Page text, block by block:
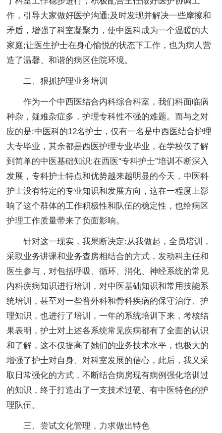
作，引导大家做好医护沟通;及时发现并解决一些摩擦和
矛盾，增强了科室凝聚力，使中医科成为一个温暖的大
家庭;让医生护士在身心愉悦的状态下工作，也为病人营
造了温馨、和谐的病区住院环境。
二、狠抓护理业务培训
作为一个中西医结合内科综合科室，我们科面临病
种杂，疑难杂症多，护理专科性不强的难题。而与之对
应的是:中医科的12名护士，仅有一名是中西医结合护理
大专毕业，其余都是西医护理专业毕业，在学校仅了解
到简单的中医基础知识;在西医“专科护士”培训不断深入
发展，专科护士特点和优势越来越明显的今天，中医科
护士没有特定的专业知识和发展方向，这在一程度上影
响了这个群体的工作积极性和队伍的稳定性，也给病区
护理工作质量带来了负面影响。
针对这一现实，我果断决定:从我做起，全员培训，
采取业务讲课和业务查房相结合的方式，发动科主任和
医生参与，对包括呼吸、循环、消化、神经系统的常见
内科疾病知识进行培训，对中医基础知识和常用技能系
统培训，甚至对一些普外科和骨科疾病的保守治疗、护
理知识，也进行了培训，一年的系统培训下来，考核结
果表明，护士对上述各系统常见疾病都有了全面的认识
和了解，这不仅提高了她们的业务技术水平，也极大的
增强了护士对自身、对科室发展的信心，此后，我又采
取日常强化的方式，不断结合病房现有病例强化培训过
的知识，终于打造出了一支技术过硬、有中医特色的护
理队伍。
三、尝试文化管理，力求做出特色